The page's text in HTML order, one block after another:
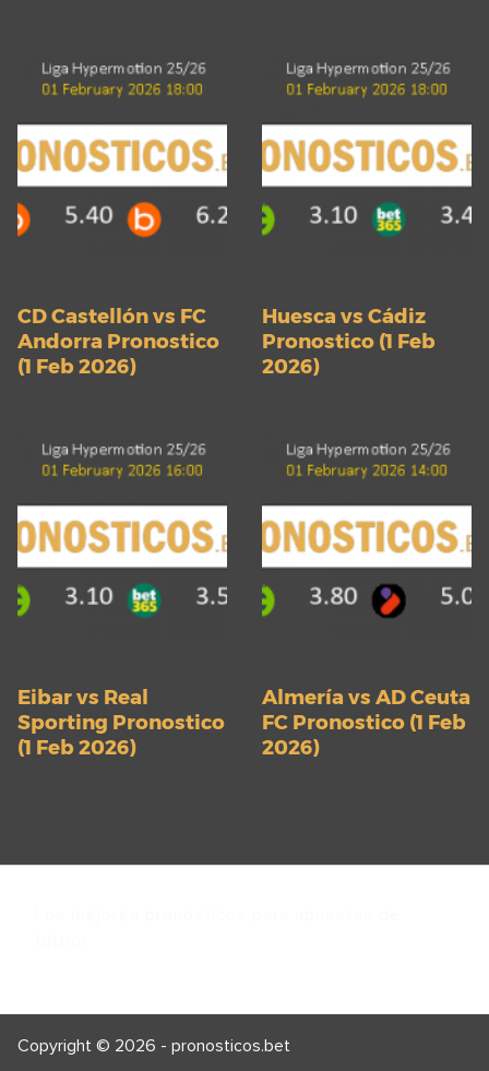
CD Castellón vs FC
Andorra Pronostico
(1 Feb 2026)
Huesca vs Cádiz
Pronostico (1 Feb
2026)
Eibar vs Real
Sporting Pronostico
(1 Feb 2026)
Almería vs AD Ceuta
FC Pronostico (1 Feb
2026)
Copyright © 2026 - pronosticos.bet